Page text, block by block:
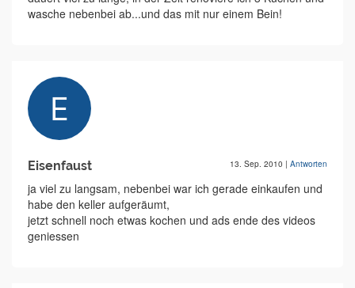
wasche nebenbei ab...und das mit nur einem Bein!
Eisenfaust 13. Sep. 2010 | Antworten
ja viel zu langsam, nebenbei war ich gerade einkaufen und
habe den keller aufgeräumt,
jetzt schnell noch etwas kochen und ads ende des videos
geniessen